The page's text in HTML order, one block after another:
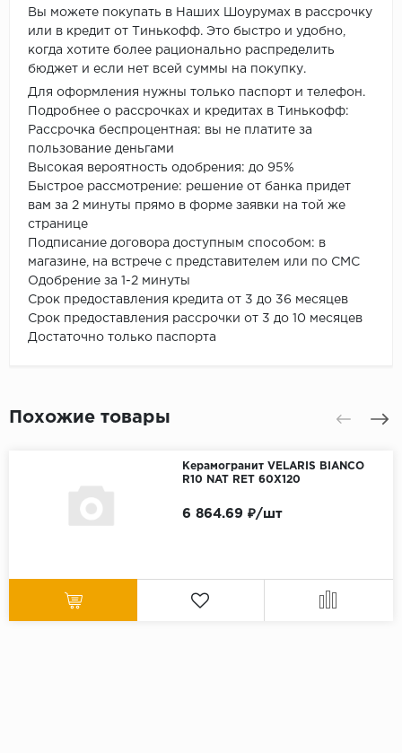
Вы можете покупать в Наших Шоурумах в рассрочку
или в кредит от Тинькофф. Это быстро и удобно,
когда хотите более рационально распределить
бюджет и если нет всей суммы на покупку.
Для оформления нужны только паспорт и телефон.
Подробнее о рассрочках и кредитах в Тинькофф:
Рассрочка беспроцентная: вы не платите за
пользование деньгами
Высокая вероятность одобрения: до 95%
Быстрое рассмотрение: решение от банка придет
вам за 2 минуты прямо в форме заявки на той же
странице
Подписание договора доступным способом: в
магазине, на встрече с представителем или по СМС
Одобрение за 1-2 минуты
Срок предоставления кредита от 3 до 36 месяцев
Срок предоставления рассрочки от 3 до 10 месяцев
Достаточно только паспорта
Похожие товары
Керамогранит VELARIS BIANCO
R10 NAT RET 60X120
6 864.69 ₽/шт